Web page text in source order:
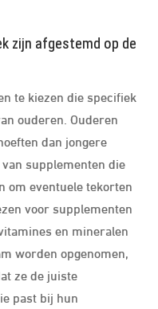
zijn afgestemd op de
te kiezen die specifiek
ouderen. Ouderen
dan jongere
supplementen die
om eventuele tekorten
voor supplementen
en mineralen
worden opgenomen,
ze de juiste
past bij hun